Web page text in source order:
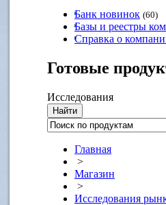
Банк новинок (60)
Базы и реестры
Справка о
Готовые
Исследования
Главная
>
Магазин
>
Исследования